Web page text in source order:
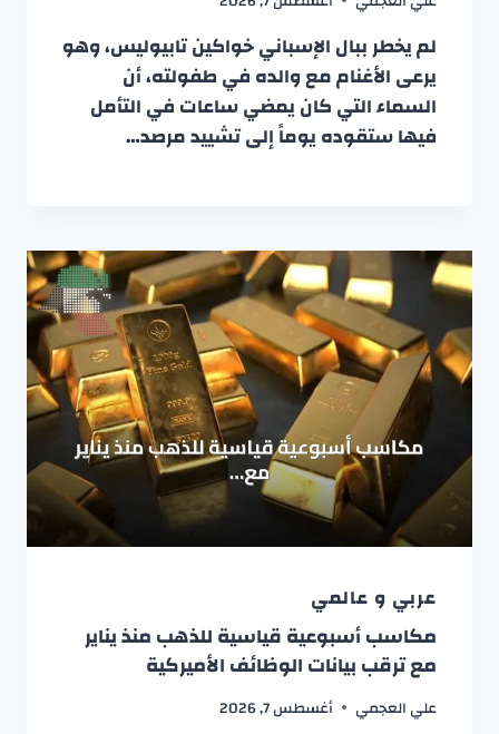
لم يخطر ببال الإسباني خواكين تابيوليس، وهو
يرعى الأغنام مع والده في طفولته، أن
السماء التي كان يمضي ساعات في التأمل
فيها ستقوده يوماً إلى تشييد مرصد…
عربي و عالمي
مكاسب أسبوعية قياسية للذهب منذ يناير
مع ترقب بيانات الوظائف الأميركية
علي العجمي أغسطس 7, 2026